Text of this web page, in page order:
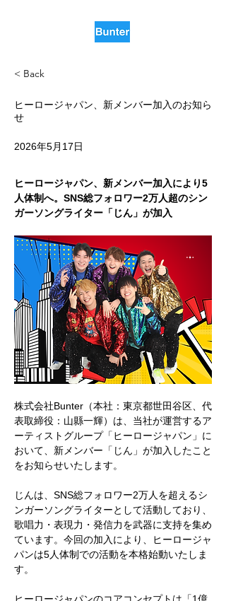
< Back
ヒーロージャパン、新メンバー加入のお知ら
せ
2026年5月17日
ヒーロージャパン、新メンバー加入により5
人体制へ。SNS総フォロワー2万人超のシン
ガーソングライター「じん」が加入
株式会社Bunter（本社：東京都世田谷区、代
表取締役：山縣一輝）は、当社が運営するア
ーティストグループ「ヒーロージャパン」に
おいて、新メンバー「じん」が加入したこと
をお知らせいたします。
じんは、SNS総フォロワー2万人を超えるシ
ンガーソングライターとして活動しており、
歌唱力・表現力・発信力を武器に支持を集め
ています。今回の加入により、ヒーロージャ
パンは5人体制での活動を本格始動いたしま
す。